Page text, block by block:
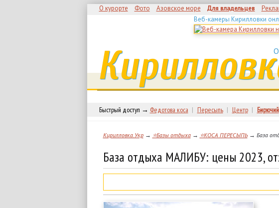
О курорте Фото Азовское море Для владельцев
Веб-камеры Кирилловки
Быстрый доступ → Федотова коса | Пересыпь | Центр | Бирючий
Кирилловка.Укр→ ⭐Базы отдыха→ ⭐КОСА ПЕРЕСЫПЬ→ База
База отдыха МАЛИБУ: цены 2023,